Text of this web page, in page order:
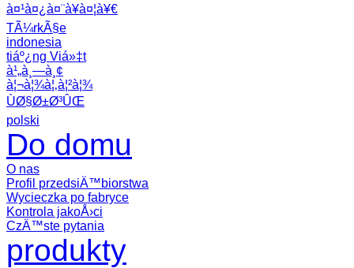
à¤¹à¤¿à¤¨à¥à¤¦à¥€
TÃ¼rkÃ§e
indonesia
tiáº¿ng Viá»‡t
à¹„à¸—à¸¢
à¦¬à¦¾à¦‚à¦²à¦¾
ÙØ§Ø±Ø³ÛŒ
polski
Do domu
O nas
Profil przedsiÄ™biorstwa
Wycieczka po fabryce
Kontrola jakoÅ›ci
CzÄ™ste pytania
produkty